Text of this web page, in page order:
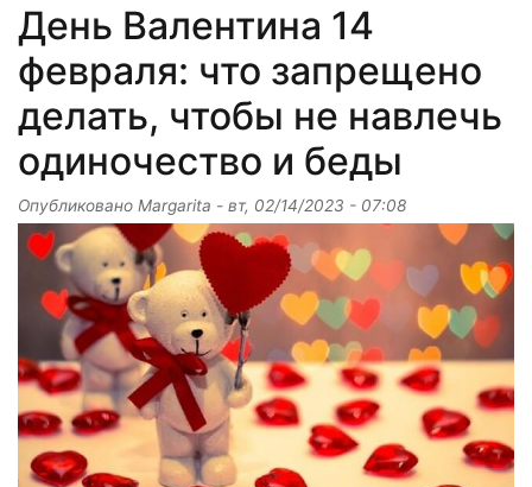
День Валентина 14
февраля: что запрещено
делать, чтобы не навлечь
одиночество и беды
Опубликовано Margarita - вт, 02/14/2023 - 07:08